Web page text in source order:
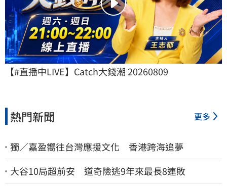
【#直播中LIVE】Catch大錢潮 20260809
熱門新聞 更多
獨／嘉盈嚮往台灣應援文化 香港跨海追夢
大谷10局超前安 道奇險逃9年來最長8連敗